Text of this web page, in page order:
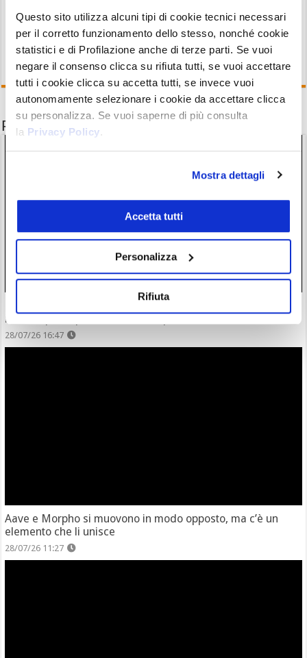
Questo sito utilizza alcuni tipi di cookie tecnici necessari
per il corretto funzionamento dello stesso, nonché cookie
statistici e di Profilazione anche di terze parti. Se vuoi
negare il consenso clicca su rifiuta tutti, se vuoi accettare
tutti i cookie clicca su accetta tutti, se invece vuoi
autonomamente selezionare i cookie da accettare clicca
su personalizza. Se vuoi saperne di più consulta
la Privacy Policy.
Mostra dettagli
Accetta tutti
Personalizza
Rifiuta
Potrebbe interessarti anche
mercati più importanti rivelano qualcosa
28/07/26 16:47
Aave e Morpho si muovono in modo opposto, ma c’è un
elemento che li unisce
28/07/26 11:27